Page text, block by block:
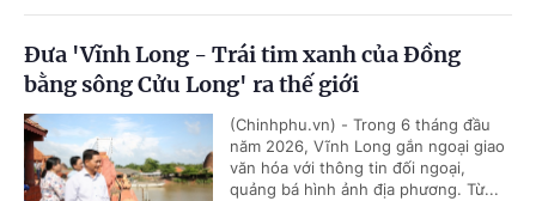
Đưa 'Vĩnh Long - Trái tim xanh của Đồng
bằng sông Cửu Long' ra thế giới
(Chinhphu.vn) - Trong 6 tháng đầu
năm 2026, Vĩnh Long gắn ngoại giao
văn hóa với thông tin đối ngoại,
quảng bá hình ảnh địa phương. Từ...